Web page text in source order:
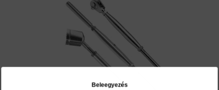
Beleegyezés